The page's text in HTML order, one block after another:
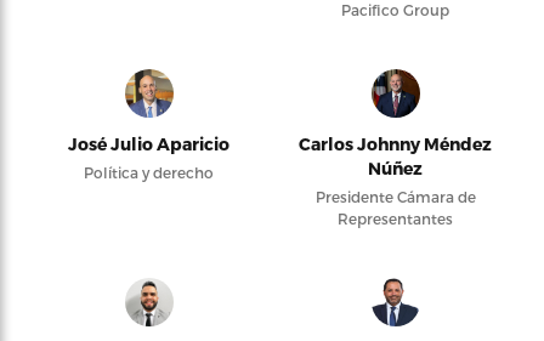
Pacifico Group
José Julio Aparicio
Política y derecho
Carlos Johnny Méndez
Núñez
Presidente Cámara de
Representantes